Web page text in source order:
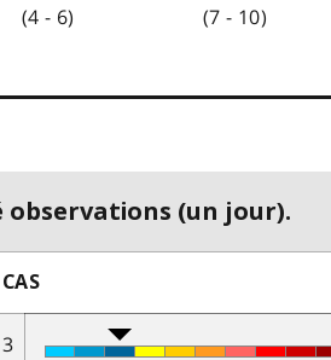
(4 - 6)
(7 - 10)
observations (un jour).
CAS
3